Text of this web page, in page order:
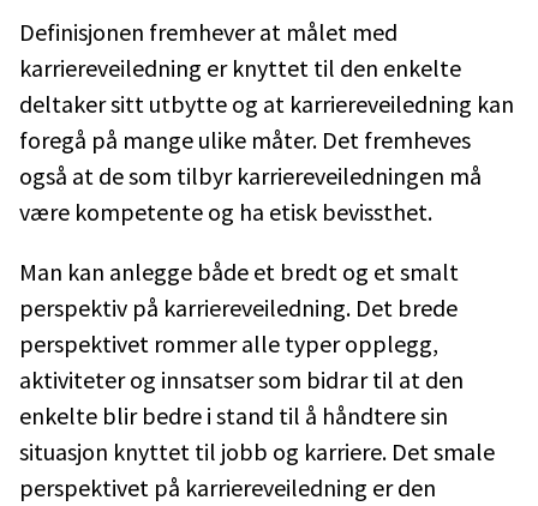
Definisjonen fremhever at målet med
karriereveiledning er knyttet til den enkelte
deltaker sitt utbytte og at karriereveiledning kan
foregå på mange ulike måter. Det fremheves
også at de som tilbyr karriereveiledningen må
være kompetente og ha etisk bevissthet.
Man kan anlegge både et bredt og et smalt
perspektiv på karriereveiledning. Det brede
perspektivet rommer alle typer opplegg,
aktiviteter og innsatser som bidrar til at den
enkelte blir bedre i stand til å håndtere sin
situasjon knyttet til jobb og karriere. Det smale
perspektivet på karriereveiledning er den